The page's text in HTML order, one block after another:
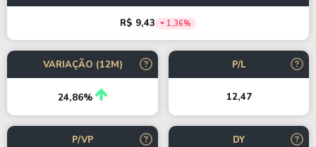
R$ 9,43 1,36%
VARIAÇÃO (12M)
24,86%
P/L
12,47
P/VP DY